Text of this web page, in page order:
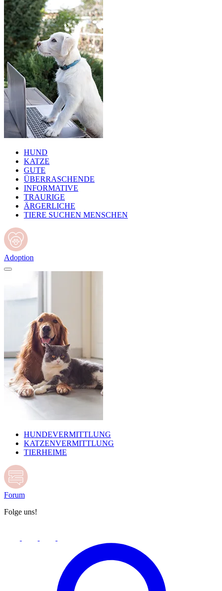
HUND
KATZE
GUTE
ÜBERRASCHENDE
INFORMATIVE
TRAURIGE
ÄRGERLICHE
TIERE SUCHEN MENSCHEN
Adoption
HUNDEVERMITTLUNG
KATZENVERMITTLUNG
TIERHEIME
Forum
Folge uns!